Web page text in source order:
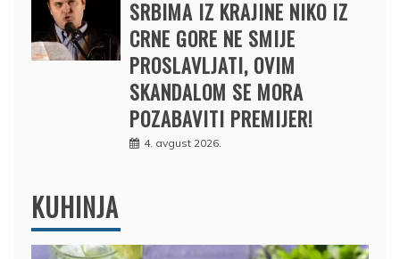
SRBIMA IZ KRAJINE NIKO IZ
CRNE GORE NE SMIJE
PROSLAVLJATI, OVIM
SKANDALOM SE MORA
POZABAVITI PREMIJER!
4. avgust 2026.
KUHINJA